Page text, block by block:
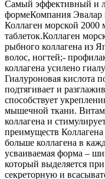
Самый эффективный и
формеКомпания Эвалар
Коллаген морской
таблеток.Коллаген
рыбного коллагена из
волос, ногтей;-
коллагена усилено
Гиалуроновая кислота
подтягивает и
способствует
мышечной ткани.
коллагена и
преимуществ
больше коллагена в
усваиваемая форма –
который выделяется
секреторную и